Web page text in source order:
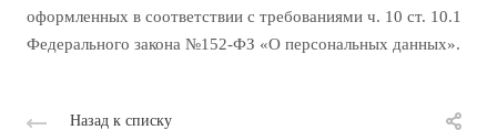
оформленных в соответствии с требованиями ч. 10 ст. 10.1
Федерального закона №152-ФЗ «О персональных данных».
Назад к списку